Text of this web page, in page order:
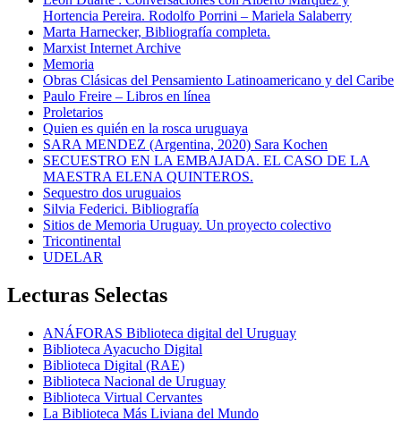
Hortencia Pereira. Rodolfo Porrini – Mariela Salaberry
Marta Harnecker, Bibliografía completa.
Marxist Internet Archive
Memoria
Obras Clásicas del Pensamiento Latinoamericano y del Caribe
Paulo Freire – Libros en línea
Proletarios
Quien es quién en la rosca uruguaya
SARA MENDEZ (Argentina, 2020) Sara Kochen
SECUESTRO EN LA EMBAJADA. EL CASO DE LA
MAESTRA ELENA QUINTEROS.
Sequestro dos uruguaios
Silvia Federici. Bibliografía
Sitios de Memoria Uruguay. Un proyecto colectivo
Tricontinental
UDELAR
Lecturas Selectas
ANÁFORAS Biblioteca digital del Uruguay
Biblioteca Ayacucho Digital
Biblioteca Digital (RAE)
Biblioteca Nacional de Uruguay
Biblioteca Virtual Cervantes
La Biblioteca Más Liviana del Mundo